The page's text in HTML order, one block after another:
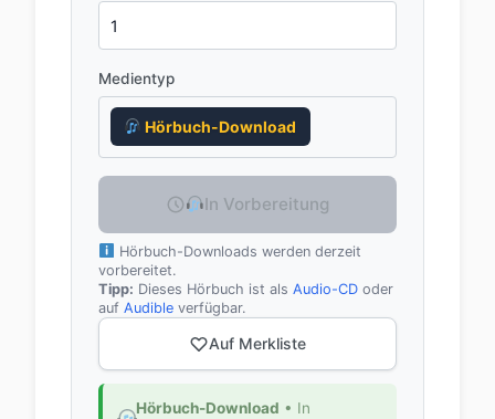
Medientyp
Hörbuch-Download
In Vorbereitung
Hörbuch-Downloads werden derzeit
vorbereitet.
Tipp: Dieses Hörbuch ist als Audio-CD oder
auf Audible verfügbar.
Auf Merkliste
Hörbuch-Download • In